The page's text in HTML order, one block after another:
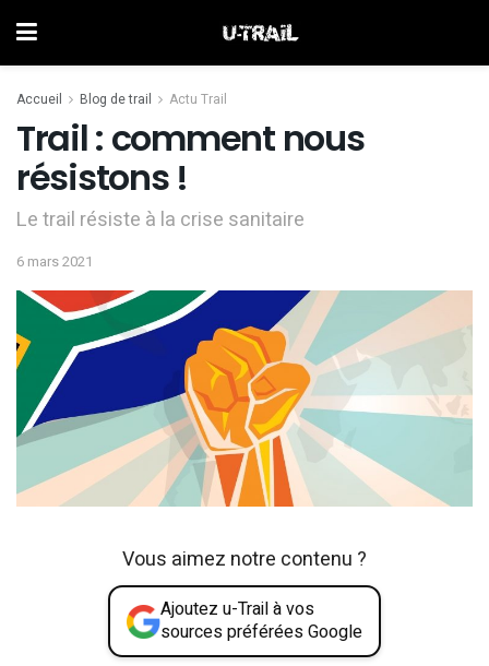
Accueil Blog de trail Actu Trail
Trail : comment nous
résistons !
Le trail résiste à la crise sanitaire
6 mars 2021
Vous aimez notre contenu ?
Ajoutez u-Trail à vos
sources préférées Google